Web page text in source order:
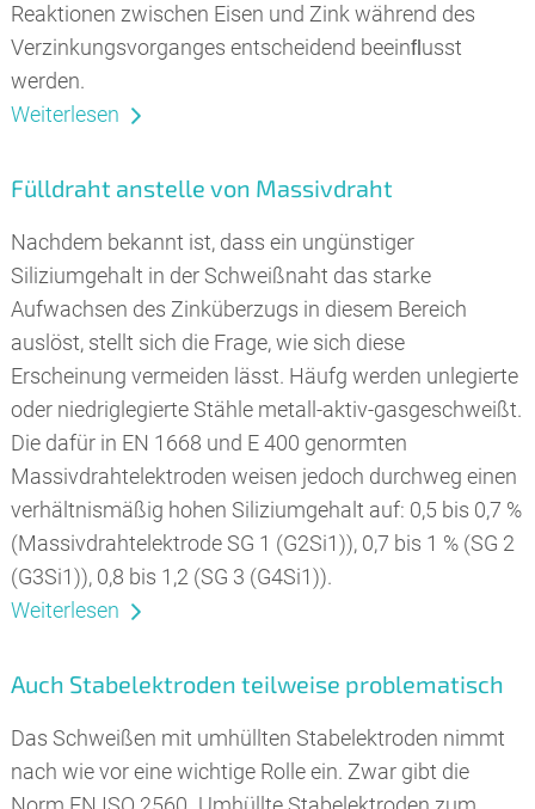
Reaktionen zwischen Eisen und Zink während des
Verzinkungsvorganges entscheidend beeinﬂusst
werden.
Weiterlesen
Fülldraht anstelle von Massivdraht
Nachdem bekannt ist, dass ein ungünstiger
Siliziumgehalt in der Schweißnaht das starke
Aufwachsen des Zinküberzugs in diesem Bereich
auslöst, stellt sich die Frage, wie sich diese
Erscheinung vermeiden lässt. Häufg werden unlegierte
oder niedriglegierte Stähle metall-aktiv-gasgeschweißt.
Die dafür in EN 1668 und E 400 genormten
Massivdrahtelektroden weisen jedoch durchweg einen
verhältnismäßig hohen Siliziumgehalt auf: 0,5 bis 0,7 %
(Massivdrahtelektrode SG 1 (G2Si1)), 0,7 bis 1 % (SG 2
(G3Si1)), 0,8 bis 1,2 (SG 3 (G4Si1)).
Weiterlesen
Auch Stabelektroden teilweise problematisch
Das Schweißen mit umhüllten Stabelektroden nimmt
nach wie vor eine wichtige Rolle ein. Zwar gibt die